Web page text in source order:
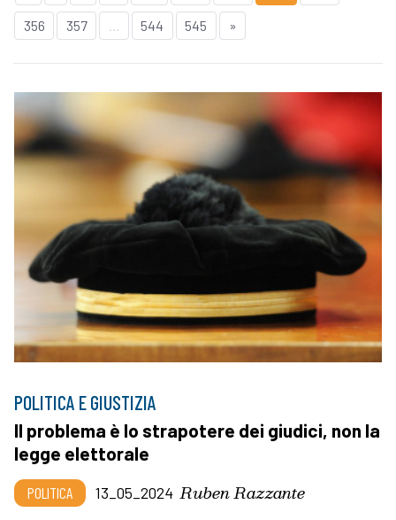
356 357 ... 544 545 »
POLITICA E GIUSTIZIA
Il problema è lo strapotere dei giudici, non la
legge elettorale
POLITICA 13_05_2024 Ruben Razzante